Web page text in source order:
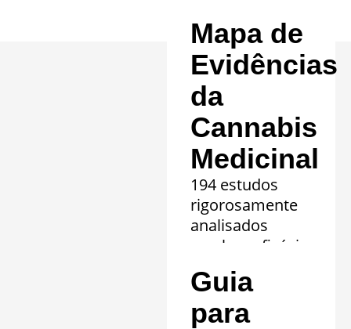
Mapa de
Evidências
da
Cannabis
Medicinal
194 estudos
rigorosamente
analisados
revelam eficácia
comprovada em
20 quadros
clínicos.
Guia
para